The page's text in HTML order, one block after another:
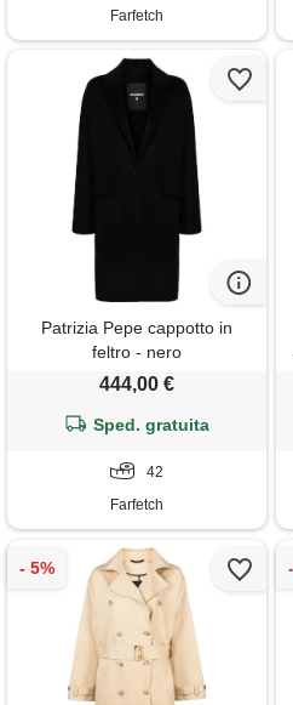
Farfetch
Patrizia Pepe cappotto in
feltro - nero
444,00 €
Sped. gratuita
42
Farfetch